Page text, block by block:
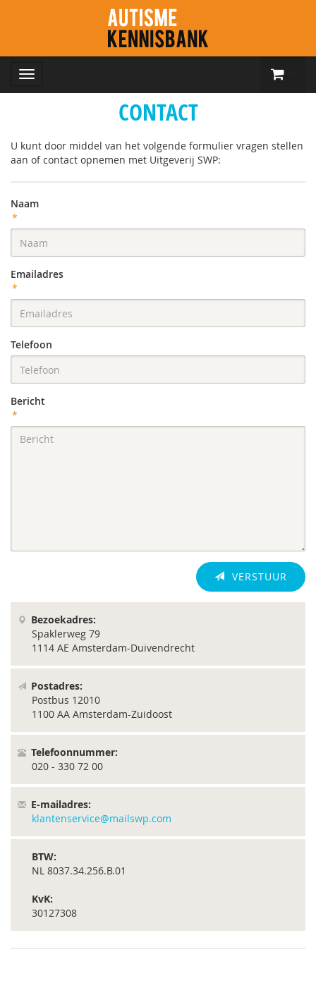
CONTACT
U kunt door middel van het volgende formulier vragen stellen
aan of contact opnemen met Uitgeverij SWP:
Naam
*
Emailadres
*
Telefoon
Bericht
*
VERSTUUR
Bezoekadres:
Spaklerweg 79
1114 AE Amsterdam-Duivendrecht
Postadres:
Postbus 12010
1100 AA Amsterdam-Zuidoost
Telefoonnummer:
020 - 330 72 00
E-mailadres:
klantenservice@mailswp.com
BTW:
NL 8037.34.256.B.01
KvK:
30127308